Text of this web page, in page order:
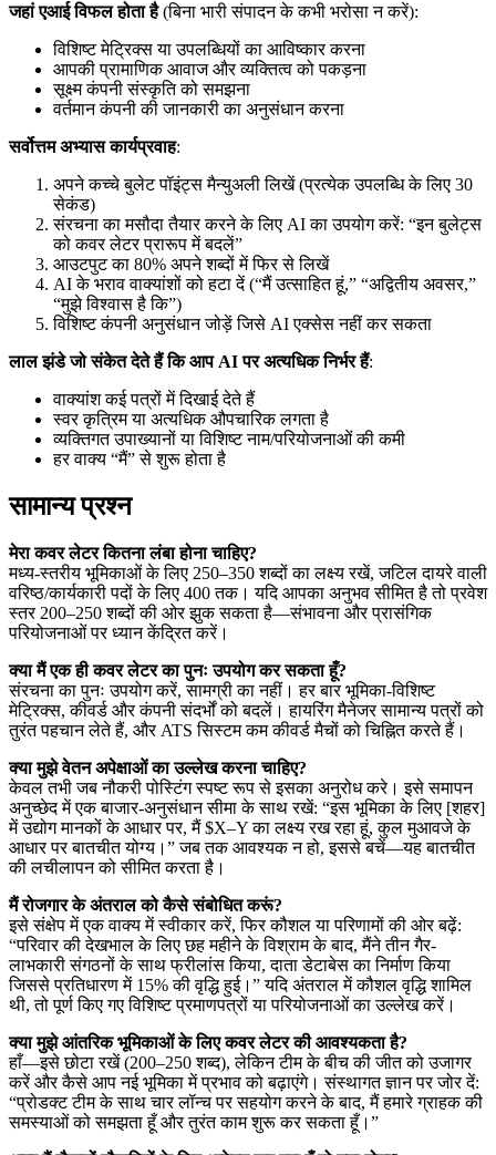
जहां एआई विफल होता है(बिना भारी संपादन के कभी भरोसा न करें):
विशिष्ट मेट्रिक्स या उपलब्धियों का आविष्कार करना
आपकी प्रामाणिक आवाज और व्यक्तित्व को पकड़ना
सूक्ष्म कंपनी संस्कृति को समझना
वर्तमान कंपनी की जानकारी का अनुसंधान करना
सर्वोत्तम अभ्यास कार्यप्रवाह:
अपने कच्चे बुलेट पॉइंट्स मैन्युअली लिखें (प्रत्येक उपलब्धि के लिए 30
सेकंड)
संरचना का मसौदा तैयार करने के लिए AI का उपयोग करें: “इन बुलेट्स
को कवर लेटर प्रारूप में बदलें”
आउटपुट का 80% अपने शब्दों में फिर से लिखें
AI के भराव वाक्यांशों को हटा दें (“मैं उत्साहित हूं,” “अद्वितीय अवसर,”
“मुझे विश्वास है कि”)
विशिष्ट कंपनी अनुसंधान जोड़ें जिसे AI एक्सेस नहीं कर सकता
लाल झंडे जो संकेत देते हैं कि आप AI पर अत्यधिक निर्भर हैं:
वाक्यांश कई पत्रों में दिखाई देते हैं
स्वर कृत्रिम या अत्यधिक औपचारिक लगता है
व्यक्तिगत उपाख्यानों या विशिष्ट नाम/परियोजनाओं की कमी
हर वाक्य “मैं” से शुरू होता है
सामान्य प्रश्न
मेरा कवर लेटर कितना लंबा होना चाहिए?
मध्य-स्तरीय भूमिकाओं के लिए 250–350 शब्दों का लक्ष्य रखें, जटिल दायरे वाली
वरिष्ठ/कार्यकारी पदों के लिए 400 तक। यदि आपका अनुभव सीमित है तो प्रवेश
स्तर 200–250 शब्दों की ओर झुक सकता है—संभावना और प्रासंगिक
परियोजनाओं पर ध्यान केंद्रित करें।
क्या मैं एक ही कवर लेटर का पुनः उपयोग कर सकता हूँ?
संरचना का पुनः उपयोग करें, सामग्री का नहीं। हर बार भूमिका-विशिष्ट
मेट्रिक्स, कीवर्ड और कंपनी संदर्भों को बदलें। हायरिंग मैनेजर सामान्य पत्रों को
तुरंत पहचान लेते हैं, और ATS सिस्टम कम कीवर्ड मैचों को चिह्नित करते हैं।
क्या मुझे वेतन अपेक्षाओं का उल्लेख करना चाहिए?
केवल तभी जब नौकरी पोस्टिंग स्पष्ट रूप से इसका अनुरोध करे। इसे समापन
अनुच्छेद में एक बाजार-अनुसंधान सीमा के साथ रखें: “इस भूमिका के लिए [शहर]
में उद्योग मानकों के आधार पर, मैं $X–Y का लक्ष्य रख रहा हूं, कुल मुआवजे के
आधार पर बातचीत योग्य।” जब तक आवश्यक न हो, इससे बचें—यह बातचीत
की लचीलापन को सीमित करता है।
मैं रोजगार के अंतराल को कैसे संबोधित करूं?
इसे संक्षेप में एक वाक्य में स्वीकार करें, फिर कौशल या परिणामों की ओर बढ़ें:
“परिवार की देखभाल के लिए छह महीने के विश्राम के बाद, मैंने तीन गैर-
लाभकारी संगठनों के साथ फ्रीलांस किया, दाता डेटाबेस का निर्माण किया
जिससे प्रतिधारण में 15% की वृद्धि हुई।” यदि अंतराल में कौशल वृद्धि शामिल
थी, तो पूर्ण किए गए विशिष्ट प्रमाणपत्रों या परियोजनाओं का उल्लेख करें।
क्या मुझे आंतरिक भूमिकाओं के लिए कवर लेटर की आवश्यकता है?
हाँ—इसे छोटा रखें (200–250 शब्द), लेकिन टीम के बीच की जीत को उजागर
करें और कैसे आप नई भूमिका में प्रभाव को बढ़ाएंगे। संस्थागत ज्ञान पर जोर दें:
“प्रोडक्ट टीम के साथ चार लॉन्च पर सहयोग करने के बाद, मैं हमारे ग्राहक की
समस्याओं को समझता हूँ और तुरंत काम शुरू कर सकता हूँ।”